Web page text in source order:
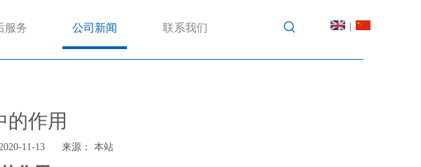
服务 公司新闻 联系我们
的作用
11-13 来源： 本站